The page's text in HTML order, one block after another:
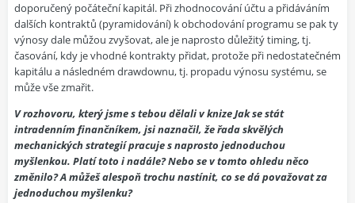
doporučený počáteční kapitál. Při zhodnocování účtu a přidáváním
dalších kontraktů (pyramidování) k obchodování programu se pak ty
výnosy dale můžou zvyšovat, ale je naprosto důležitý timing, tj.
časování, kdy je vhodné kontrakty přidat, protože při nedostatečném
kapitálu a následném drawdownu, tj. propadu výnosu systému, se
může vše zmařit.
V rozhovoru, který jsme s tebou dělali v knize Jak se stát
intradenním finančníkem, jsi naznačil, že řada skvělých
mechanických strategií pracuje s naprosto jednoduchou
myšlenkou. Platí toto i nadále? Nebo se v tomto ohledu něco
změnilo? A můžeš alespoň trochu nastínit, co se dá považovat za
jednoduchou myšlenku?